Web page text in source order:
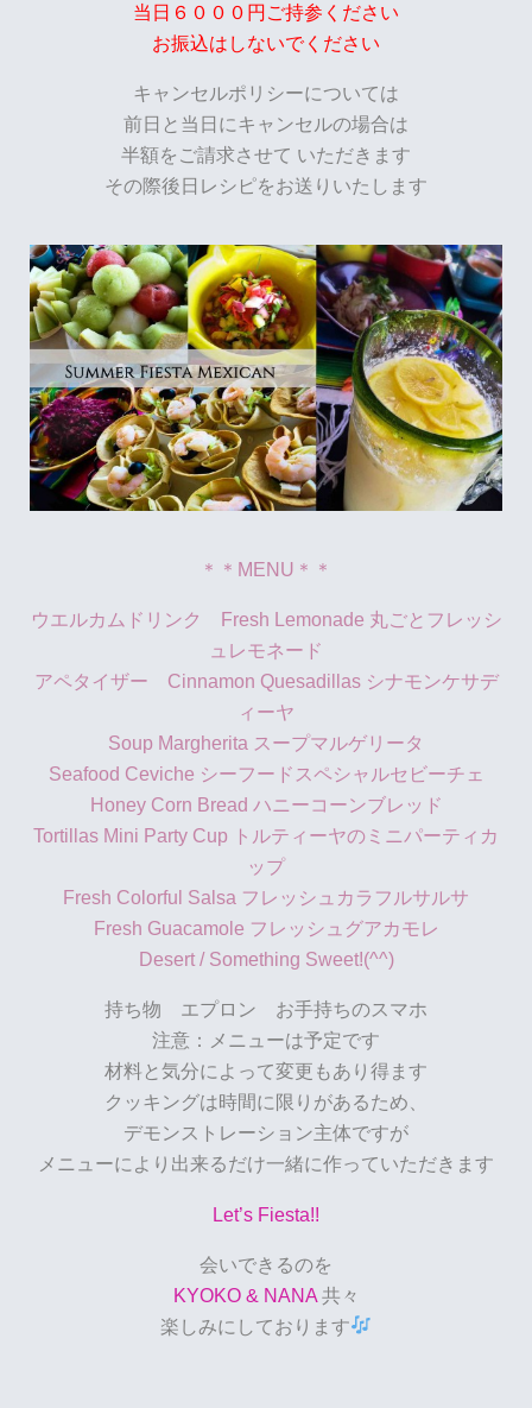
当日６０００円ご持参ください
お振込はしないでください
キャンセルポリシーについては
前日と当日にキャンセルの場合は
半額をご請求させて いただきます
その際後日レシピをお送りいたします
＊＊MENU＊＊
ウエルカムドリンク Fresh Lemonade 丸ごとフレッシ
ュレモネード
アペタイザー Cinnamon Quesadillas シナモンケサデ
ィーヤ
Soup Margherita スープマルゲリータ
Seafood Ceviche シーフードスペシャルセビーチェ
Honey Corn Bread ハニーコーンブレッド
Tortillas Mini Party Cup トルティーヤのミニパーティカ
ップ
Fresh Colorful Salsa フレッシュカラフルサルサ
Fresh Guacamole フレッシュグアカモレ
Desert / Something Sweet!(^^)
持ち物 エプロン お手持ちのスマホ
注意：メニューは予定です
材料と気分によって変更もあり得ます
クッキングは時間に限りがあるため、
デモンストレーション主体ですが
メニューにより出来るだけ一緒に作っていただきます
Let’s Fiesta!!
会いできるのを
KYOKO & NANA 共々
楽しみにしております